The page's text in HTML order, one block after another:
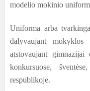
modelio mokinio
Uniforma arba
dalyvaujant mokyklos
atstovaujant gimnazijai
konkursuose,
respublikoje.